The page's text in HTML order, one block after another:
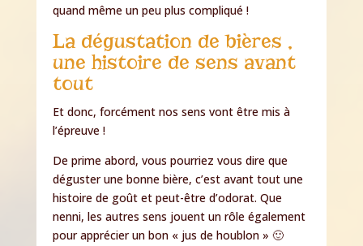
quand même un peu plus compliqué !
La dégustation de bières ,
une histoire de sens avant
tout
Et donc, forcément nos sens vont être mis à
l’épreuve !
De prime abord, vous pourriez vous dire que
déguster une bonne bière, c’est avant tout une
histoire de goût et peut-être d’odorat. Que
nenni, les autres sens jouent un rôle également
pour apprécier un bon « jus de houblon » 🙂